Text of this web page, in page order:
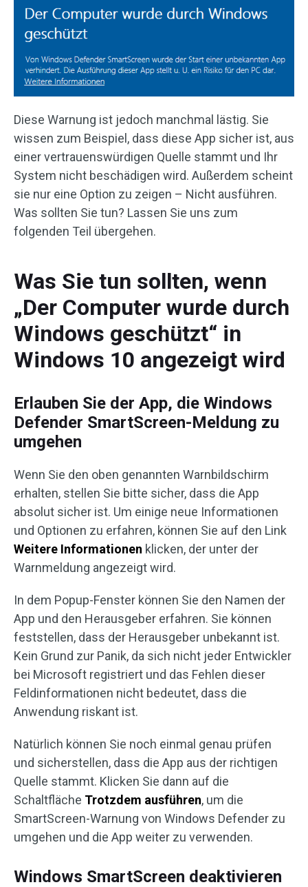
Diese Warnung ist jedoch manchmal lästig. Sie
wissen zum Beispiel, dass diese App sicher ist, aus
einer vertrauenswürdigen Quelle stammt und Ihr
System nicht beschädigen wird. Außerdem scheint
sie nur eine Option zu zeigen – Nicht ausführen.
Was sollten Sie tun? Lassen Sie uns zum
folgenden Teil übergehen.
Was Sie tun sollten, wenn
„Der Computer wurde durch
Windows geschützt“ in
Windows 10 angezeigt wird
Erlauben Sie der App, die Windows
Defender SmartScreen-Meldung zu
umgehen
Wenn Sie den oben genannten Warnbildschirm
erhalten, stellen Sie bitte sicher, dass die App
absolut sicher ist. Um einige neue Informationen
und Optionen zu erfahren, können Sie auf den Link
Weitere Informationen klicken, der unter der
Warnmeldung angezeigt wird.
In dem Popup-Fenster können Sie den Namen der
App und den Herausgeber erfahren. Sie können
feststellen, dass der Herausgeber unbekannt ist.
Kein Grund zur Panik, da sich nicht jeder Entwickler
bei Microsoft registriert und das Fehlen dieser
Feldinformationen nicht bedeutet, dass die
Anwendung riskant ist.
Natürlich können Sie noch einmal genau prüfen
und sicherstellen, dass die App aus der richtigen
Quelle stammt. Klicken Sie dann auf die
Schaltfläche Trotzdem ausführen, um die
SmartScreen-Warnung von Windows Defender zu
umgehen und die App weiter zu verwenden.
Windows SmartScreen deaktivieren